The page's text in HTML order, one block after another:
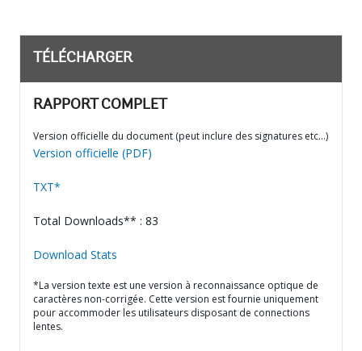
TÉLÉCHARGER
RAPPORT COMPLET
Version officielle du document (peut inclure des signatures etc…)
Version officielle (PDF)
TXT*
Total Downloads** : 83
Download Stats
*La version texte est une version à reconnaissance optique de
caractères non-corrigée. Cette version est fournie uniquement
pour accommoder les utilisateurs disposant de connections
lentes.